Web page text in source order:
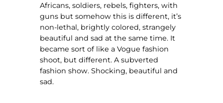
Africans, soldiers, rebels, fighters, with
guns but somehow this is different, it’s
non-lethal, brightly colored, strangely
beautiful and sad at the same time. It
became sort of like a Vogue fashion
shoot, but different. A subverted
fashion show. Shocking, beautiful and
sad.